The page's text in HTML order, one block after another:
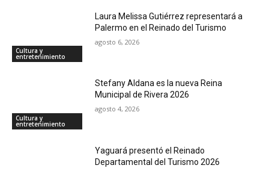
Cultura y
entretenimiento
Laura Melissa Gutiérrez representará a
Palermo en el Reinado del Turismo
agosto 6, 2026
Cultura y
entretenimiento
Stefany Aldana es la nueva Reina
Municipal de Rivera 2026
agosto 4, 2026
Yaguará presentó el Reinado
Departamental del Turismo 2026